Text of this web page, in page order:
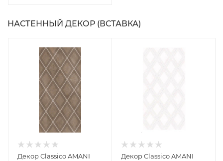
НАСТЕННЫЙ ДЕКОР (ВСТАВКА)
Декор Classico AMANI
Декор Classico AMANI